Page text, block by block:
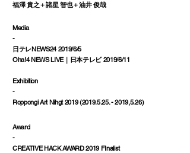
福澤 貴之＋諸星 智也＋油井 俊哉
Media
-
日テレNEWS24 2019/6/5
Oha!4 NEWS LIVE｜日本テレビ 2019/6/11
Exhibition
-
Roppongi Art Nihgt2019 (2019.5.25. - 2019,5.26)
Award
-
CREATIVE HACK AWARD 2019 FInalist